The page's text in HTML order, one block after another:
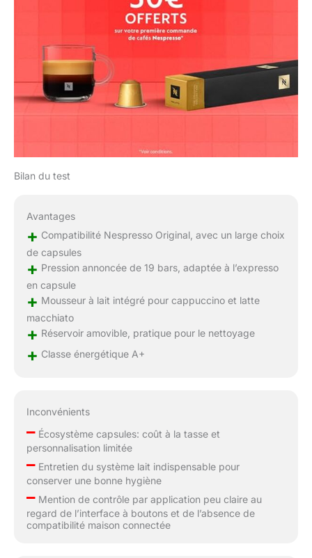
Bilan du test
Avantages
+ Compatibilité Nespresso Original, avec un large choix
de capsules
+ Pression annoncée de 19 bars, adaptée à l’expresso
en capsule
+ Mousseur à lait intégré pour cappuccino et latte
macchiato
+ Réservoir amovible, pratique pour le nettoyage
+ Classe énergétique A+
Inconvénients
–Écosystème capsules: coût à la tasse et
personnalisation limitée
–Entretien du système lait indispensable pour
conserver une bonne hygiène
–Mention de contrôle par application peu claire au
regard de l’interface à boutons et de l’absence de
compatibilité maison connectée